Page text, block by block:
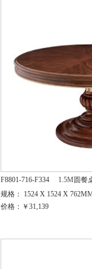
F8801-716-F334
1.5M圆餐
规格： 1524 X 1524 X
价格：￥31,139